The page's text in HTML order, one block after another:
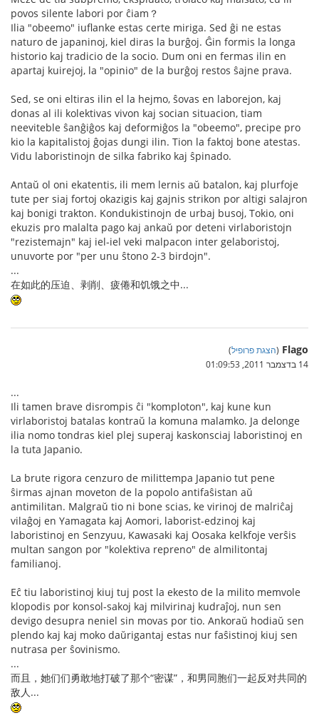
povos silente labori por ĉiam？
Ilia "obeemo" iuflanke estas certe miriga. Sed ĝi ne estas
naturo de japaninoj, kiel diras la burĝoj. Ĝin formis la longa
historio kaj tradicio de la socio. Dum oni en fermas ilin en
apartaj kuirejoj, la "opinio" de la burĝoj restos ŝajne prava.
Sed, se oni eltiras ilin el la hejmo, ŝovas en laborejon, kaj
donas al ili kolektivas vivon kaj socian situacion, tiam
neeviteble ŝanĝiĝos kaj deformiĝos la "obeemo", precipe pro
kio la kapitalistoj ĝojas dungi ilin. Tion la faktoj bone atestas.
Vidu laboristinojn de silka fabriko kaj ŝpinado.
Antaŭ ol oni ekatentis, ili mem lernis aŭ batalon, kaj plurfoje
tute per siaj fortoj okazigis kaj gajnis strikon por altigi salajron
kaj bonigi trakton. Kondukistinojn de urbaj busoj, Tokio, oni
ekuzis pro malalta pago kaj ankaŭ por deteni virlaboristojn
"rezistemajn" kaj iel-iel veki malpacon inter gelaboristoj,
unuvorte por "per unu ŝtono 2-3 birdojn".
...
在如此的压迫、剥削、疲倦和饥饿之中...
Flago
(הצגת פרופיל)
14 בדצמבר 2011, 01:09:53
...
Ili tamen brave disrompis ĉi "komploton", kaj kune kun
virlaboristoj batalas kontraŭ la komuna malamko. Ja delonge
ilia nomo tondras kiel plej superaj kaskonsciaj laboristinoj en
la tuta Japanio.
La brute rigora cenzuro de milittempa Japanio tut pene
ŝirmas ajnan moveton de la popolo antifaŝistan aŭ
antimilitan. Malgraŭ tio ni bone scias, ke virinoj de malriĉaj
vilaĝoj en Yamagata kaj Aomori, laborist-edzinoj kaj
laboristinoj en Senzyuu, Kawasaki kaj Oosaka kelkfoje verŝis
multan sangon por "kolektiva repreno" de almilitontaj
familianoj.
Eĉ tiu laboristinoj kiuj tuj post la ekesto de la milito memvole
klopodis por konsol-sakoj kaj milvirinaj kudraĵoj, nun sen
devigo desupra neniel sin movas por tio. Ankoraŭ hodiaŭ sen
plendo kaj kaj moko daŭrigantaj estas nur faŝistinoj kiuj sen
nutrasa per ŝovinismo.
...
而且，她们们勇敢地打破了那个“密谋”，和男同胞们一起反对共同的
敌人...